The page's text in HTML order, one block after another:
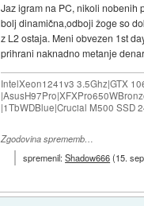
Jaz igram na PC, nikoli nobenih
bolj dinamična,odboji žoge so
z L2 ostaja. Meni obvezen 1st
prihrani naknadno metanje
IntelXeon1241v3 3.5Ghz|GTX
|1TbWDBlue|Crucial M500 SSD
Zgodovina sprememb…
spremenil:Shadow666(15.